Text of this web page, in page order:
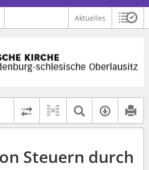
Aktuelles
oder "Pfarrerausschuss".
Brandenburg-schlesische Oberlausitz
Rechtsstände
Textsuche
Steuern durch